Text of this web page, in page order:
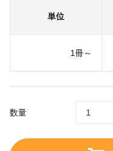
単位
1冊～
数量